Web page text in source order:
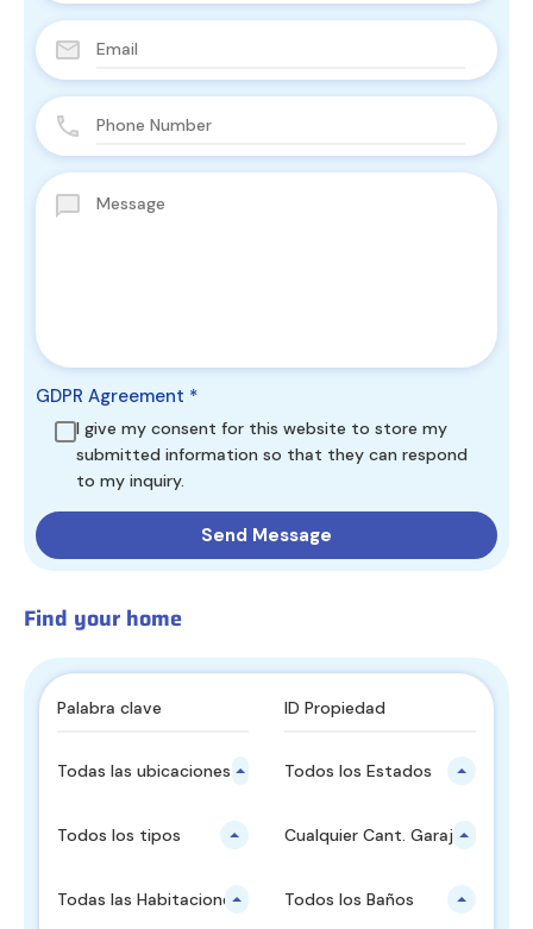
GDPR Agreement *
I give my consent for this website to store my
submitted information so that they can respond
to my inquiry.
Find your home
Todas las ubicaciones principalesTodos los Estados
Todos los tipos Cualquier Cant. Garajes
Todas las Habitaciones Todos los Baños